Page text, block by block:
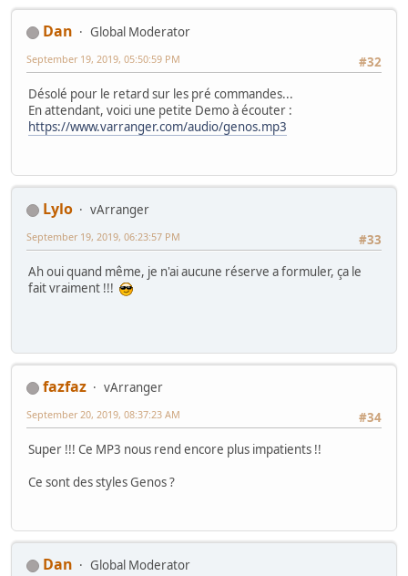
Dan
Global Moderator
#32
September 19, 2019, 05:50:59 PM
Désolé pour le retard sur les pré commandes...
En attendant, voici une petite Demo à écouter :
https://www.varranger.com/audio/genos.mp3
Lylo
vArranger
#33
September 19, 2019, 06:23:57 PM
Ah oui quand même, je n'ai aucune réserve a formuler, ça le
fait vraiment !!!
fazfaz
vArranger
#34
September 20, 2019, 08:37:23 AM
Super !!! Ce MP3 nous rend encore plus impatients !!
Ce sont des styles Genos ?
Dan
Global Moderator